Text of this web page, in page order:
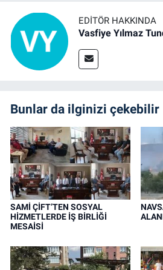
EDITÖR HAKKINDA
Vasfiye Yılmaz
Bunlar da ilginizi çekebilir
SAMİ ÇİFT’TEN SOSYAL
HİZMETLERDE İŞ BİRLİĞİ
MESAİSİ